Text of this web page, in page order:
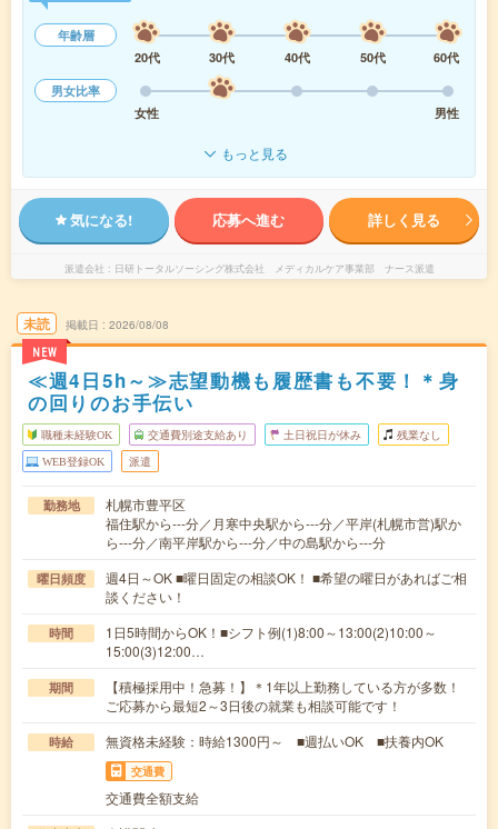
年齢層
20代
30代 40代 50代
60代
男女比率
女性
男性
もっと見る
気になる! 応募へ進む 詳しく見る
派遣会社 日研トータルソーシング株式会社 メディカルケア事業部 ナース派遣
未読
NEW
掲載日 2026/08/08
≪週4日5h～≫志望動機も履歴書も不要！＊身
の回りのお手伝い
職種未経験OK 交通費別途支給あり 土日祝日が休み 残業なし
WEB登録OK 派遣
勤務地
札幌市豊平区
福住駅から---分／月寒中央駅から---分／平岸(札幌市営)駅か
ら---分／南平岸駅から---分／中の島駅から---分
曜日頻度
週4日～OK ■曜日固定の相談OK！ ■希望の曜日があればご相
談ください！
時間
1日5時間からOK！■シフト例(1)8:00～13:00(2)10:00～
15:00(3)12:00…
期間
【積極採用中！急募！】＊1年以上勤務している方が多数！
ご応募から最短2～3日後の就業も相談可能です！
時給 無資格未経験：時給1300円～ ■週払いOK ■扶養内OK
交通費
交通費全額支給